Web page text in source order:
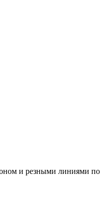
и резными линиями по